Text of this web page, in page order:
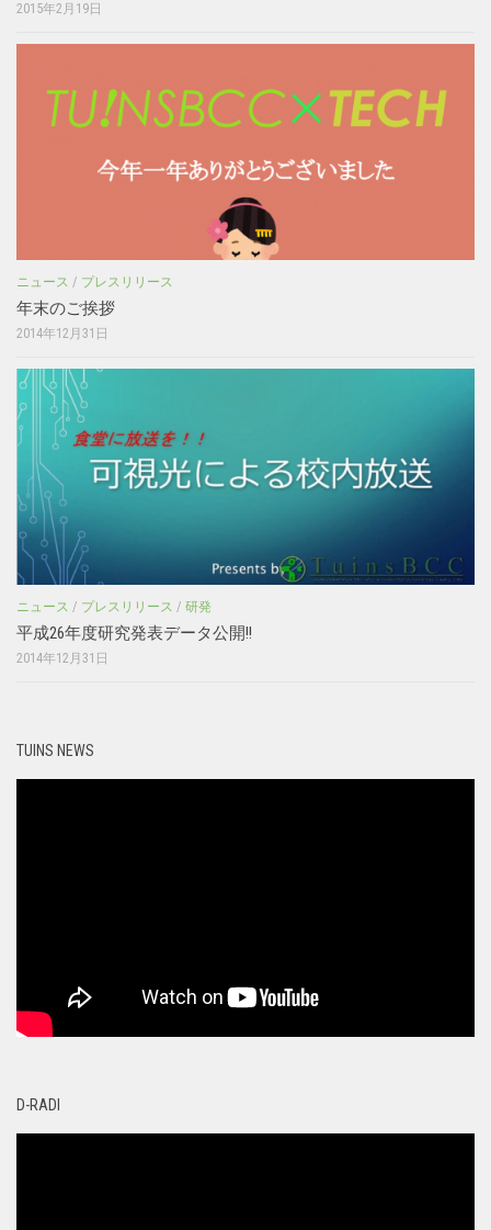
2015年2月19日
ニュース / プレスリリース
年末のご挨拶
2014年12月31日
ニュース / プレスリリース / 研発
平成26年度研究発表データ公開!!
2014年12月31日
TUINS NEWS
D-RADI